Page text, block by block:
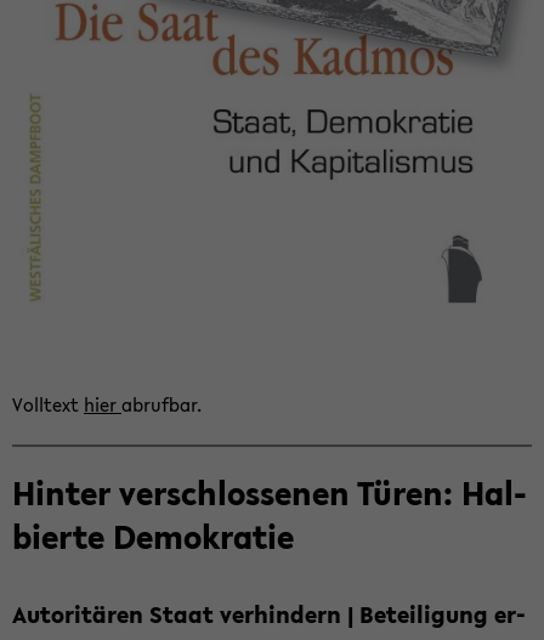
Voll­text hierab­ruf­bar.
Hin­ter ver­schlos­se­nen Türen: Hal­
bier­te De­mo­kra­tie
Au­to­ri­tä­ren Staat ver­hin­dern | Be­tei­li­gung er­